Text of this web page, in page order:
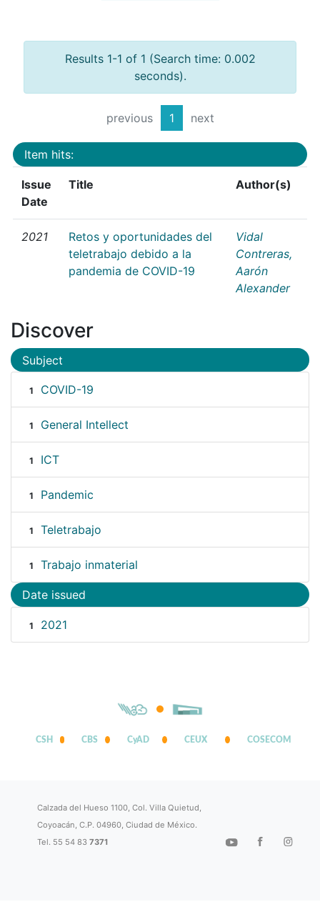
Results 1-1 of 1 (Search time: 0.002
seconds).
previous 1 next
Item hits:
Issue
Date
Title Author(s)
2021
Retos y oportunidades del
teletrabajo debido a la
pandemia de COVID-19
Vidal
Contreras,
Aarón
Alexander
Discover
Subject
1 COVID-19
1 General Intellect
1 ICT
1 Pandemic
1 Teletrabajo
1 Trabajo inmaterial
Date issued
1 2021
CSH CBS CyAD CEUX COSECOM
Calzada del Hueso 1100, Col. Villa Quietud,
Coyoacán, C.P. 04960, Ciudad de México.
Tel. 55 54 837371